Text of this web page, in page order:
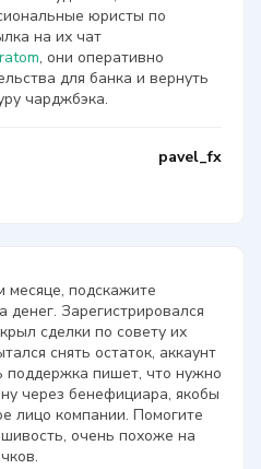
юристы по
на их чат
, они оперативно
для банка и вернуть
чарджбэка.
pavel_fx
месяце, подскажите
Зарегистрировался
сделки по совету их
снять остаток, аккаунт
поддержка пишет, что нужно
через бенефициара, якобы
лицо компании. Помогите
очень похоже на